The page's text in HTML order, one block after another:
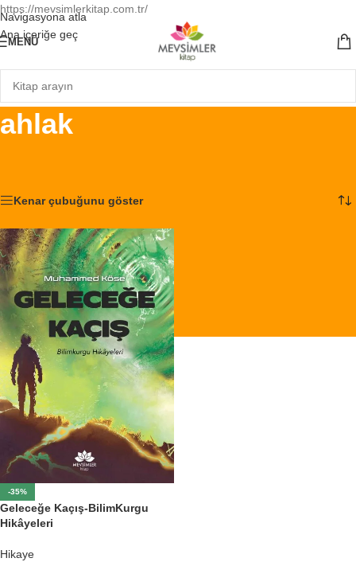
https://mevsimlerkitap.com.tr/
Navigasyona atla
Ana içeriğe geç
MENÜ
ahlak
Kenar çubuğunu göster
-35%
Geleceğe Kaçış-BilimKurgu
Hikâyeleri
Hikaye